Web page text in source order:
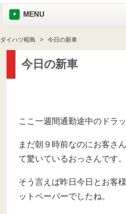
MENU
ダイハツ昭島 今日の新車
今日の新車
ここ一週間通勤途中のドラ
まだ朝９時前なのにお客さ
て驚いているおっさんです。
そう言えば昨日今日とお客
ットペーパーでしたね。